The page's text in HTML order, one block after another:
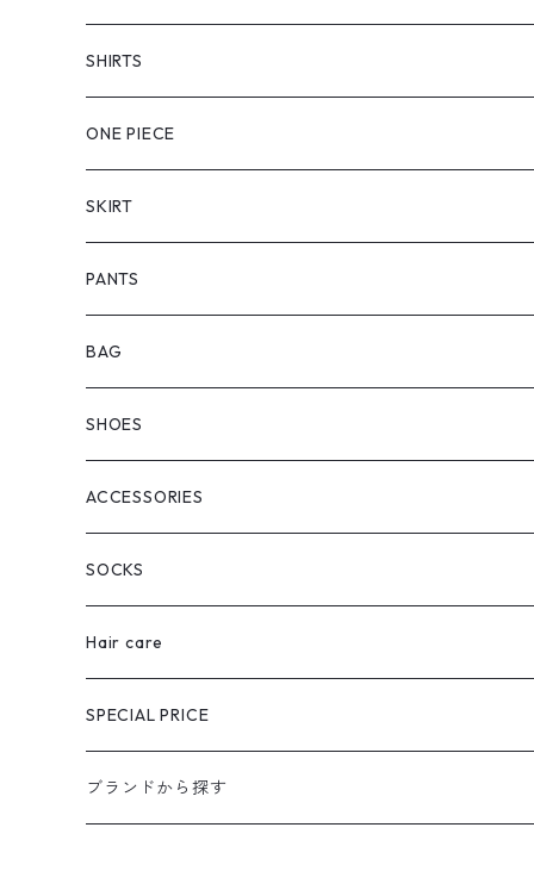
SHIRTS
ONE PIECE
SKIRT
PANTS
BAG
SHOES
ACCESSORIES
SOCKS
Hair care
SPECIAL PRICE
ブランドから探す